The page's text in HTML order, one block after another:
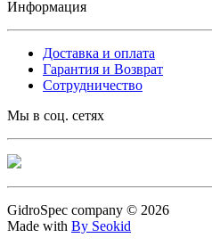
Информация
Доставка и оплата
Гарантия и Возврат
Сотрудничество
Мы в соц. сетях
GidroSpec company © 2026
Made with By Seokid